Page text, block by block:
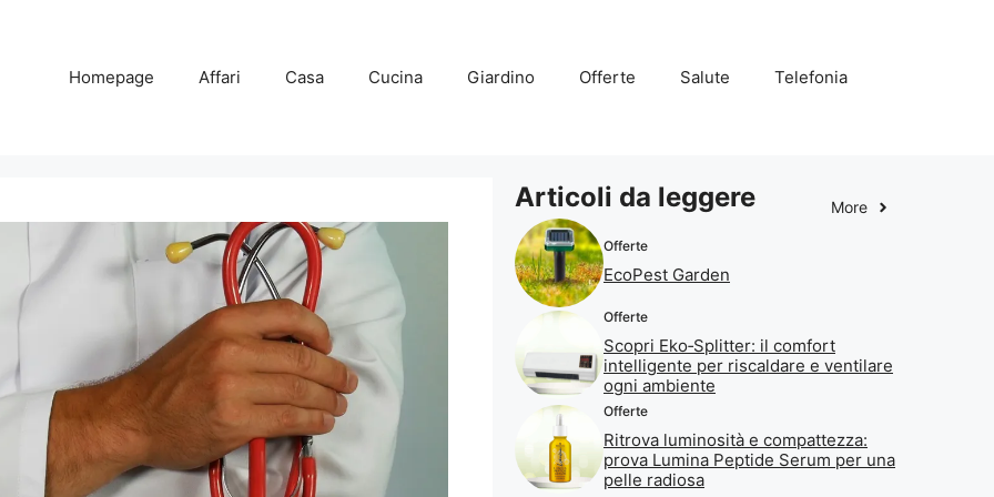
Homepage Affari Casa Cucina Giardino Offerte Salute Telefonia
Articoli da leggere More
Offerte
EcoPest Garden
Offerte
Scopri Eko‑Splitter: il comfort
intelligente per riscaldare e ventilare
ogni ambiente
Offerte
Ritrova luminosità e compattezza:
prova Lumina Peptide Serum per una
pelle radiosa